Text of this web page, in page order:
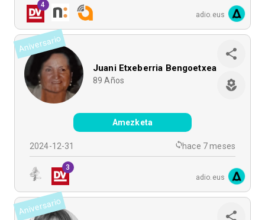
4
adio.eus
Aniversario
Juani Etxeberria Bengoetxea
89 Años
Amezketa
2024-12-31 hace 7 meses
3
adio.eus
Aniversario